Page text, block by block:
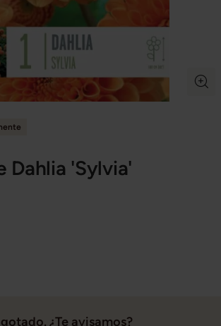
Dahlia 'Sylvia'
¿Te avisamos?